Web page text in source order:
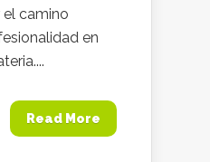
camino
en
Read More